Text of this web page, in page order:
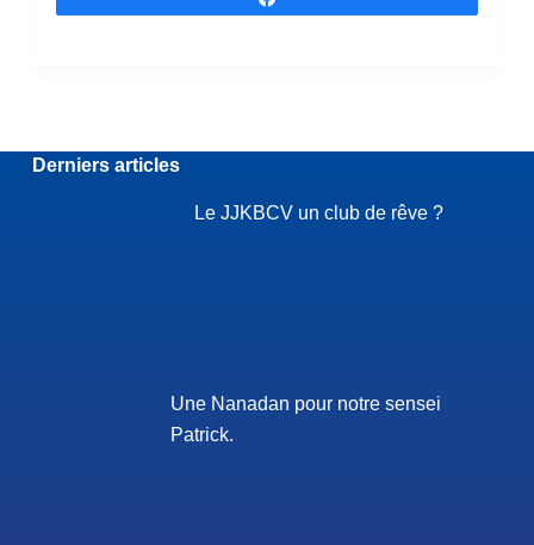
Derniers articles
Le JJKBCV un club de rêve ?
Une Nanadan pour notre sensei
Patrick.